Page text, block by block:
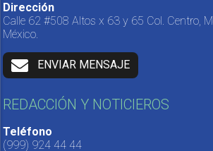
Dirección
Calle 62 #508 Altos x 63 y 65 Col. Centro,
México.
ENVIAR MENSAJE
REDACCIÓN Y NOTICIEROS
Teléfono
(999) 924 44 44